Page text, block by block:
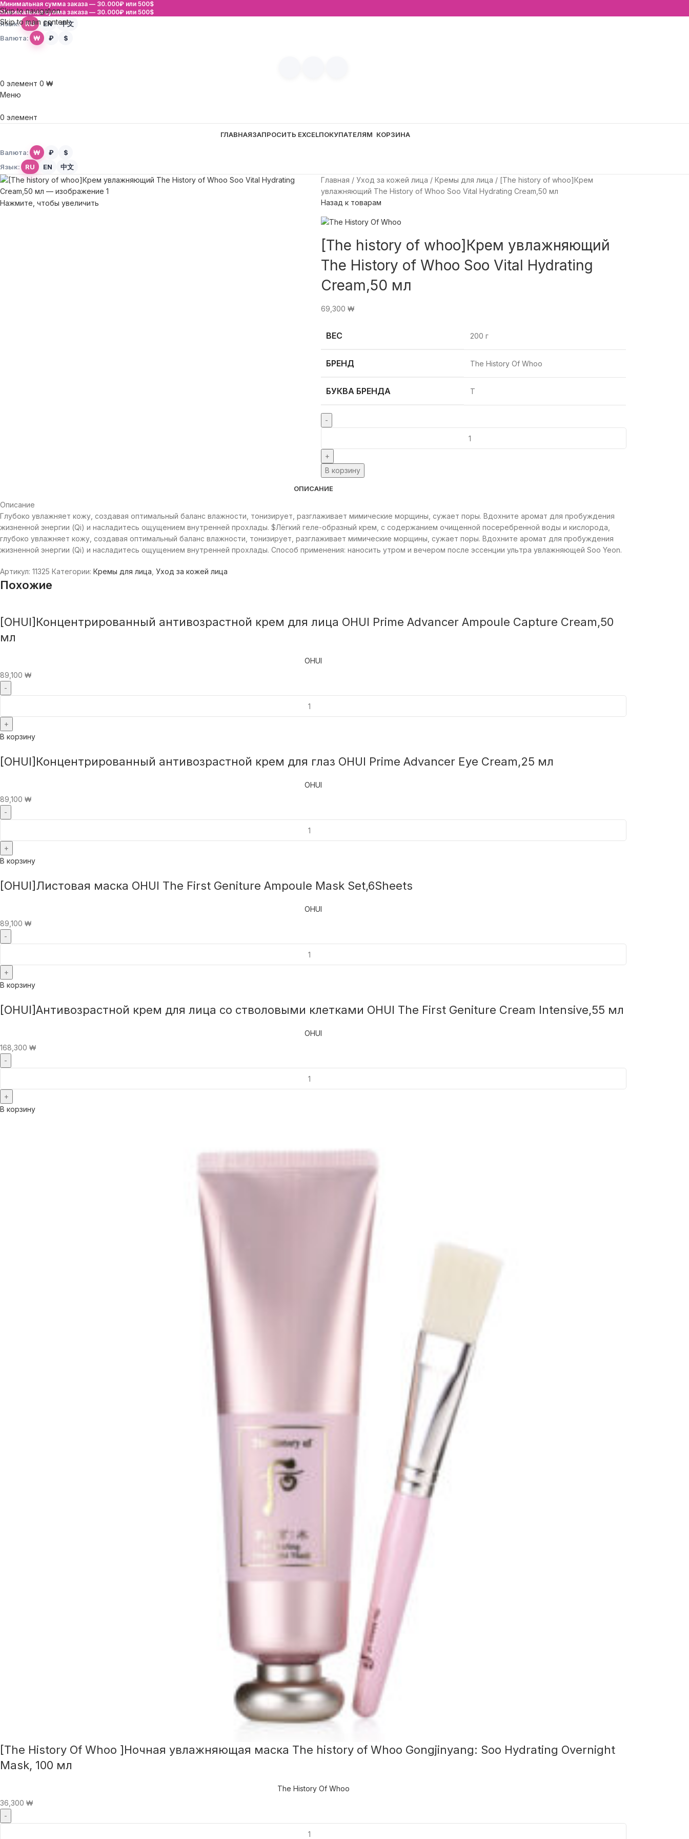
Skip to navigation
Skip to main content
Минимальная сумма заказа — 30.000₽ или 500$
Минимальная сумма заказа — 30.000₽ или 500$
Язык: RU EN
中文
Валюта:
₩ ₽ $
0 элемент 0 ₩
Меню
0 элемент
ГЛАВНАЯЗАПРОСИТЬ EXCELПОКУПАТЕЛЯМ КОРЗИНА
Валюта: ₩ ₽
$
Язык:
RU EN 中文
Нажмите, чтобы увеличить
Главная Уход за кожей лица Кремы для лица
[The history of whoo]Крем
увлажняющий The History of Whoo Soo Vital Hydrating Cream,50 мл
Назад к товарам
[The history of whoo]Крем увлажняющий
The History of Whoo Soo Vital Hydrating
Cream,50 мл
69,300 ₩
ВЕС 200 г
БРЕНД The History Of Whoo
БУКВА БРЕНДА T
В корзину
ОПИСАНИЕ
Описание
Глубоко увлажняет кожу, создавая оптимальный баланс влажности, тонизирует, разглаживает мимические морщины, сужает поры. Вдохните аромат для пробуждения
жизненной энергии (Qi) и насладитесь ощущением внутренней прохлады. $Лёгкий геле-образный крем, с содержанием очищенной посеребренной воды и кислорода,
глубоко увлажняет кожу, создавая оптимальный баланс влажности, тонизирует, разглаживает мимические морщины, сужает поры. Вдохните аромат для пробуждения
жизненной энергии (Qi) и насладитесь ощущением внутренней прохлады. Способ применения: наносить утром и вечером после эссенции ультра увлажняющей Soo Yeon.
Артикул: 11325 Категории: Кремы для лица Уход за кожей лица
Похожие
[OHUI]Концентрированный антивозрастной крем для лица OHUI Prime Advancer Ampoule Capture Cream,50
мл
OHUI
89,100 ₩
В корзину
[OHUI]Концентрированный антивозрастной крем для глаз OHUI Prime Advancer Eye Cream,25 мл
OHUI
89,100 ₩
В корзину
[OHUI]Листовая маска OHUI The First Geniture Ampoule Mask Set,6Sheets
OHUI
89,100 ₩
В корзину
[OHUI]Антивозрастной крем для лица со стволовыми клетками OHUI The First Geniture Cream Intensive,55 мл
OHUI
168,300 ₩
В корзину
[The History Of Whoo ]Ночная увлажняющая маска The history of Whoo Gongjinyang: Soo Hydrating Overnight
Mask, 100 мл
The History Of Whoo
36,300 ₩